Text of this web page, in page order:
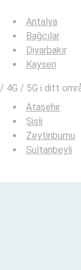
Antalya
Bağcılar
Diyarbakır
Kayseri
4G / 5G i ditt
Ataşehir
Şişli
Zeytinburnu
Sultanbeyli